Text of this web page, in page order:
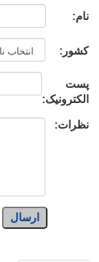
نام:
کشور:
پست
الکترونیک:
نظرات:
ارسال